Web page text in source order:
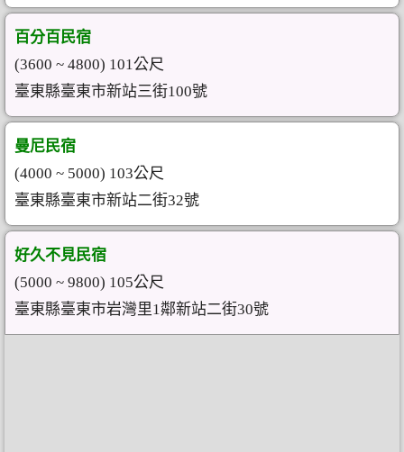
百分百民宿
(3600 ~ 4800) 101公尺
臺東縣臺東市新站三街100號
曼尼民宿
(4000 ~ 5000) 103公尺
臺東縣臺東市新站二街32號
好久不見民宿
(5000 ~ 9800) 105公尺
臺東縣臺東市岩灣里1鄰新站二街30號